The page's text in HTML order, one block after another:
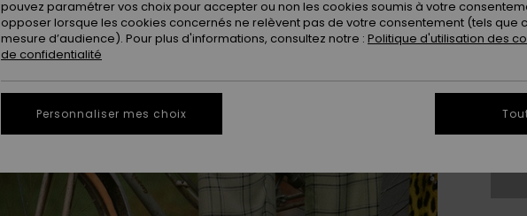
XS
pouvez paramétrer vos choix pour accepter ou non les cookies soumis à votre
opposer lorsque les cookies concernés ne relèvent pas de votre consentement (tels que
mesure d’audience). Pour plus d'informations, consultez notre : Politique d'utilisation des
de confidentialité
Personnaliser mes choix